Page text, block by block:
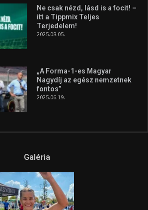
Ne csak nézd, lásd is a focit! –
itt a Tippmix Teljes
Terjedelem!
2025.08.05.
„A Forma-1-es Magyar
Nagydíj az egész nemzetnek
fontos”
2025.06.19.
Galéria